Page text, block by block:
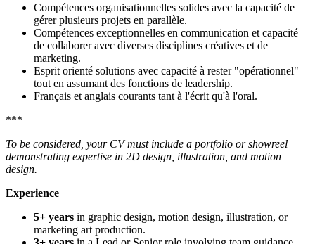
Compétences organisationnelles solides avec la capacité de
gérer plusieurs projets en parallèle.
Compétences exceptionnelles en communication et capacité
de collaborer avec diverses disciplines créatives et de
marketing.
Esprit orienté solutions avec capacité à rester "opérationnel"
tout en assumant des fonctions de leadership.
Français et anglais courants tant à l'écrit qu'à l'oral.
***
To be considered, your CV must include a portfolio or showreel
demonstrating expertise in 2D design, illustration, and motion
design.
Experience
5+ years in graphic design, motion design, illustration, or
marketing art production.